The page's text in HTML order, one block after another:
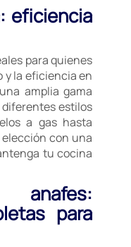
eficiencia
para quienes
y la eficiencia en
amplia gama
estilos
a gas hasta
con una
tu cocina
para